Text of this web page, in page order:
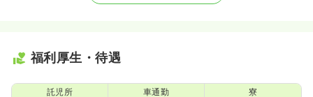
福利厚生・待遇
託児所 車通勤 寮